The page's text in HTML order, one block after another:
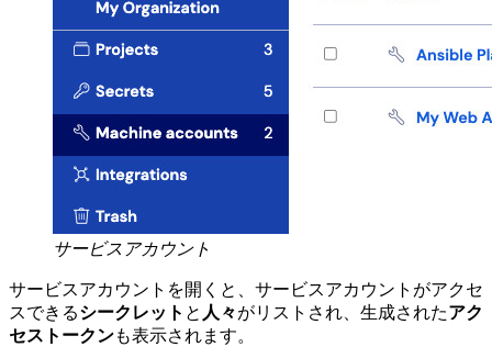
サービスアカウント
サービスアカウントを開くと、サービスアカウントがアクセ
スできるシークレット と 人々がリストされ、生成されたアク
セストークンも表示されます。